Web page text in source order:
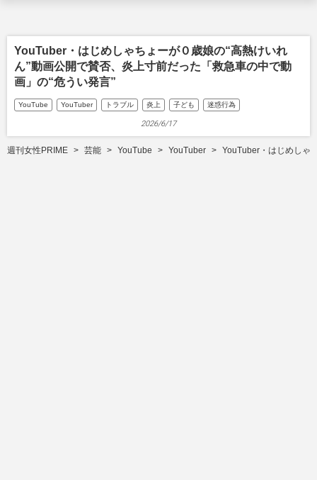
YouTuber・はじめしゃちょーが０歳娘の“高熱けいれ
ん”動画公開で賛否、炎上寸前だった「救急車の中で動
画」の“危うい発言”
YouTube YouTuber トラブル 炎上 子ども 迷惑行為
2026/6/17
週刊女性PRIME 芸能 YouTube YouTuber YouTuber・はじめしゃ